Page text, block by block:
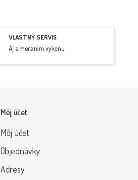
VLASTNÝ SERVIS
Aj s meraním výkonu
Môj účet
Môj účet
Objednávky
Adresy